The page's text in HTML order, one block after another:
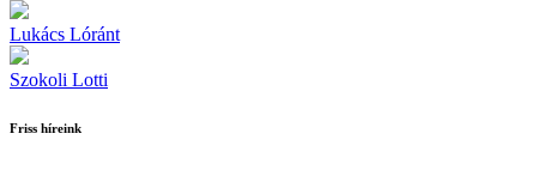
Lukács Lóránt
Szokoli Lotti
Friss híreink